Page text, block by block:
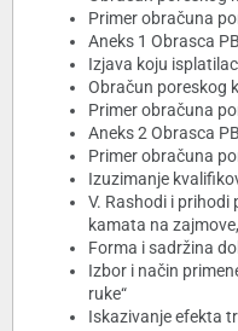
Primer obračuna
Aneks 1 Obrasca
Izjava koju
Obračun poreskog
Primer obračuna
Aneks 2 Obrasca
Primer obračuna
Izuzimanje
V. Rashodi i
kamata na
Forma i sadržina
Izbor i način
ruke“
Iskazivanje efekta